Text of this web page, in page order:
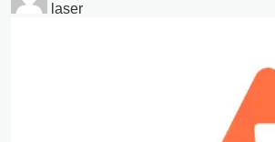
laser